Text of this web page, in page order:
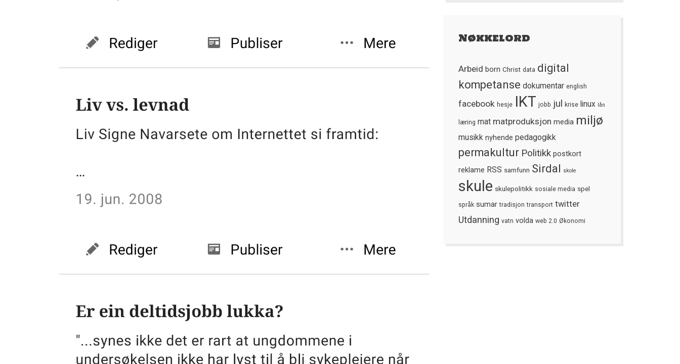
Nøkkelord
Arbeid born Christ data digital
kompetanse dokumentar english
facebook hesje IKT jobb jul krise linux lån
læring mat matproduksjon media miljø
musikk nyhende pedagogikk
permakultur Politikk postkort
reklame RSS samfunn Sirdal skole
skule skulepolitikk sosiale media spel
språk sumar tradisjon transport twitter
Utdanning vatn volda web 2.0 Økonomi